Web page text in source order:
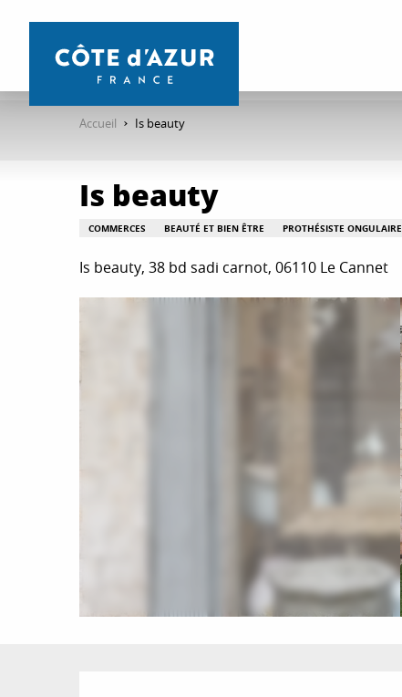
contenu
Accueil Is beauty
Is beauty
COMMERCES BEAUTÉ ET BIEN ÊTRE PROTHÉSISTE ONGULAIRE
Is beauty, 38 bd sadi carnot, 06110 Le Cannet